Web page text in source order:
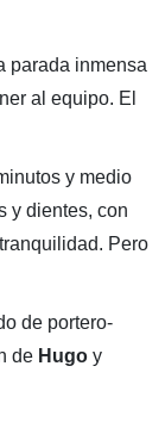
parada inmensa
al equipo. El
y medio
y dientes, con
Pero
de portero-
de Hugoy